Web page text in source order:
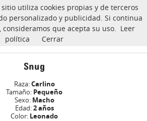
CarlinoSOS
Adoptado
Snug
Raza:Carlino
Tamaño: Pequeño
Sexo: Macho
Edad:2 años
Color: Leonado
sitio utiliza cookies propias y de terceros
personalizado y publicidad. Si continua
que acepta su uso. Leer
política
Cerrar